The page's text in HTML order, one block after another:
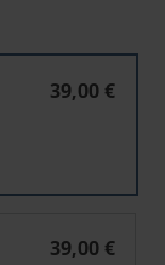
39,00 €
39,00 €